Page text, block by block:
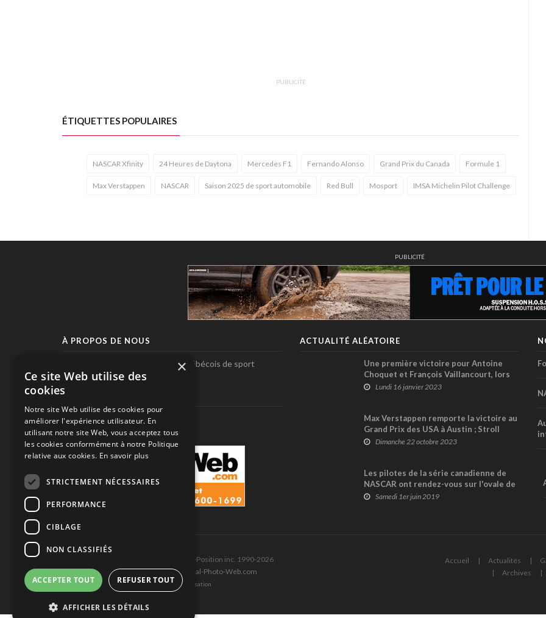
PUBLICITÉ
ÉTIQUETTES POPULAIRES
NASCAR Xfinity 24 Heures de Daytona Mercedes F1 Fernando Alonso Grand Prix du Canada Formule 1
Max Verstappen NASCAR Saison 2025 de sport automobile Red Bull Mosport IMSA Michelin Pilot Challenge
PUBLICITÉ
À PROPOS DE NOUS
Pole-Position, le seul magazine québécois de sport
automobile.
SUIVEZ-NOUS
ACTUALITÉ ALÉATOIRE
Une première victoire pour Antoine
Choquet et François Vaillancourt, lors
du Rallye X CASDI 2023
Lundi 16 janvier 2023
Max Verstappen remporte la victoire au
Grand Prix des USA à Austin ; Stroll
termine 9e
Dimanche 22 octobre 2023
Les pilotes de la série canadienne de
NASCAR ont rendez-vous sur l'ovale de
Jukasa aujourd'hui...
Samedi 1er juin 2019
Tous droits réservés © Les Éditions Pole-Position inc. 1990-2026
Ce site est produit et hébergé par Montréal-Photo-Web.com
Politique de confidentialité et Conditions d’utilisation
Accueil Actualités
Archives
×
Ce site Web utilise des
cookies
Notre site Web utilise des cookies pour
améliorer l'expérience utilisateur. En
utilisant notre site Web, vous acceptez tous
les cookies conformément à notre Politique
relative aux cookies. En savoir plus
STRICTEMENT NÉCESSAIRES
PERFORMANCE
CIBLAGE
NON CLASSIFIÉS
ACCEPTER TOUT REFUSER TOUT
AFFICHER LES DÉTAILS